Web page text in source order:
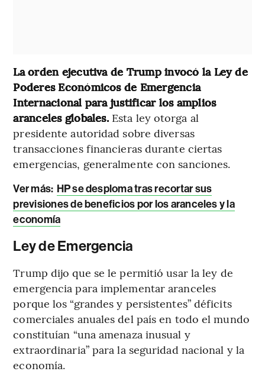
La orden ejecutiva de Trump invocó la Ley de
Poderes Económicos de Emergencia
Internacional para justificar los amplios
aranceles globales.Esta ley otorga al
presidente autoridad sobre diversas
transacciones financieras durante ciertas
emergencias, generalmente con sanciones.
Ver más: HP se desploma tras recortar sus
previsiones de beneficios por los aranceles y la
economía
Ley de Emergencia
Trump dijo que se le permitió usar la ley de
emergencia para implementar aranceles
porque los “grandes y persistentes” déficits
comerciales anuales del país en todo el mundo
constituían “una amenaza inusual y
extraordinaria” para la seguridad nacional y la
economía.